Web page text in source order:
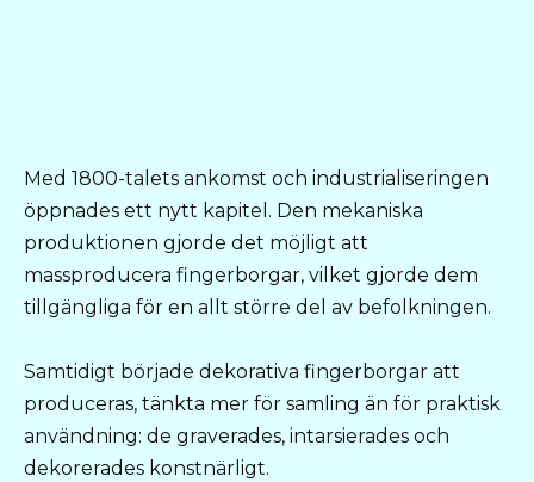
Med 1800-talets ankomst och industrialiseringen
öppnades ett nytt kapitel. Den mekaniska
produktionen gjorde det möjligt att
massproducera fingerborgar, vilket gjorde dem
tillgängliga för en allt större del av befolkningen.
Samtidigt började dekorativa fingerborgar att
produceras, tänkta mer för samling än för praktisk
användning: de graverades, intarsierades och
dekorerades konstnärligt.